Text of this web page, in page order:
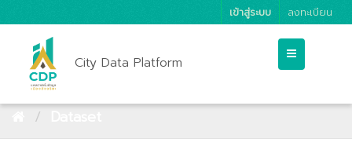
เข้าสู่ระบบ ลงทะเบียน
City Data Platform